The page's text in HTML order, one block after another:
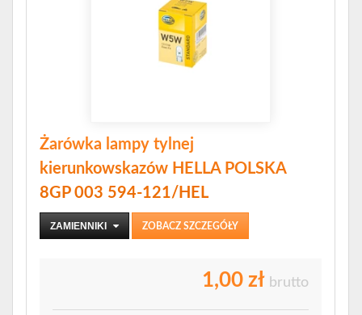
Żarówka lampy tylnej
kierunkowskazów HELLA POLSKA
8GP 003 594-121/HEL
ZAMIENNIKI ZOBACZ SZCZEGÓŁY
1,00 zł brutto